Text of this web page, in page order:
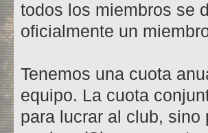
todos los miembros se
oficialmente un
Tenemos una cuota
equipo. La cuota
para lucrar al club,